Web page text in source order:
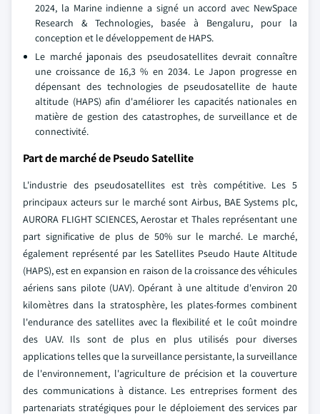
2024, la Marine indienne a signé un accord avec NewSpace
Research & Technologies, basée à Bengaluru, pour la
conception et le développement de HAPS.
Le marché japonais des pseudosatellites devrait connaître
une croissance de 16,3 % en 2034. Le Japon progresse en
dépensant des technologies de pseudosatellite de haute
altitude (HAPS) afin d'améliorer les capacités nationales en
matière de gestion des catastrophes, de surveillance et de
connectivité.
Part de marché de Pseudo Satellite
L'industrie des pseudosatellites est très compétitive. Les 5
principaux acteurs sur le marché sont Airbus, BAE Systems plc,
AURORA FLIGHT SCIENCES, Aerostar et Thales représentant une
part significative de plus de 50% sur le marché. Le marché,
également représenté par les Satellites Pseudo Haute Altitude
(HAPS), est en expansion en raison de la croissance des véhicules
aériens sans pilote (UAV). Opérant à une altitude d'environ 20
kilomètres dans la stratosphère, les plates-formes combinent
l'endurance des satellites avec la flexibilité et le coût moindre
des UAV. Ils sont de plus en plus utilisés pour diverses
applications telles que la surveillance persistante, la surveillance
de l'environnement, l'agriculture de précision et la couverture
des communications à distance. Les entreprises forment des
partenariats stratégiques pour le déploiement des services par